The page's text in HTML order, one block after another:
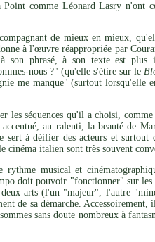
comme Léonard Lasry n'ont
de mieux en mieux,
à l'œuvre réappropriée par
son phrasé, à son texte est plus
nous ?" (qu'elle s'étire sur le
me manque" (surtout lorsqu'elle
les séquences qu'il a choisi,
au ralenti, la beauté de
à déifier des acteurs et surtout
cinéma italien sont très souvent
musical et
doit pouvoir "fonctionner" sur les
deux arts (l'un "majeur", l'autre
de sa démarche.
sans doute nombreux à